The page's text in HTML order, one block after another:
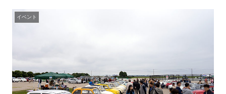
イベント